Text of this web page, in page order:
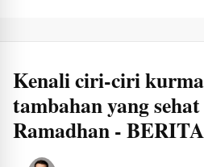
Kenali ciri-ciri
tambahan yang
Ramadhan -